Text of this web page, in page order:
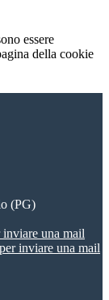
essere
della cookie
(PG)
una mail
inviare una mail